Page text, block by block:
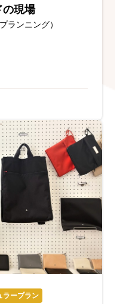
の現場
ランニング）
ラープラン